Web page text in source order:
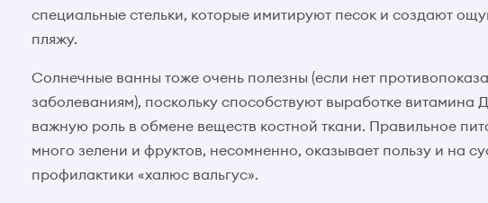
специальные стельки, которые имитируют песок и создают
пляжу.
Солнечные ванны тоже очень полезны (если нет
заболеваниям), поскольку способствуют выработке витамина
важную роль в обмене веществ костной ткани. Правильное
много зелени и фруктов, несомненно, оказывает пользу и на
профилактики «халюс вальгус».